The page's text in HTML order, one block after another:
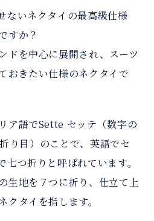
ないネクタイの最高級仕様
すか？
ドを中心に展開され、スーツ
おきたい仕様のネクタイで
ア語でSette セッテ（数字の
り目）のことで、英語でセ
七つ折りと呼ばれています。
生地を７つに折り、仕立て上
クタイを指します。